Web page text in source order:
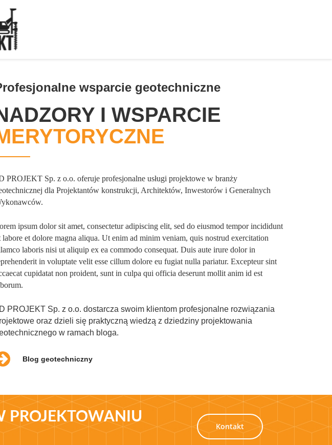
wsparcie geotechniczne
I WSPARCIE
PROJEKT Sp. z o.o. oferuje profesjonalne usługi projektowe w branży
dla Projektantów konstrukcji, Architektów, Inwestorów i Generalnych
ipsum dolor sit amet, consectetur adipiscing elit, sed do eiusmod tempor incididunt
labore et dolore magna aliqua. Ut enim ad minim veniam, quis nostrud exercitation
laboris nisi ut aliquip ex ea commodo consequat. Duis aute irure dolor in
in voluptate velit esse cillum dolore eu fugiat nulla pariatur. Excepteur sint
cupidatat non proident, sunt in culpa qui officia deserunt mollit anim id est
PROJEKT Sp. z o.o. dostarcza swoim klientom profesjonalne rozwiązania
oraz dzieli się praktyczną wiedzą z dziedziny projektowania
w ramach bloga.
Blog geotechniczny
PROJEKTOWANIU
Kontakt